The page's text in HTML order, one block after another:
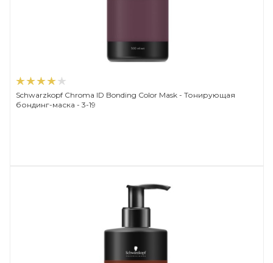
Schwarzkopf Chroma ID Bonding Color Mask - Тонирующая
бондинг-маска - 3-19